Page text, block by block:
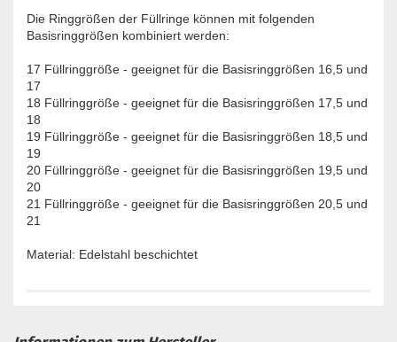
Die Ringgrößen der Füllringe können mit folgenden
Basisringgrößen kombiniert werden:
17 Füllringgröße - geeignet für die Basisringgrößen 16,5 und
17
18 Füllringgröße - geeignet für die Basisringgrößen 17,5 und
18
19 Füllringgröße - geeignet für die Basisringgrößen 18,5 und
19
20 Füllringgröße - geeignet für die Basisringgrößen 19,5 und
20
21 Füllringgröße - geeignet für die Basisringgrößen 20,5 und
21
Material: Edelstahl beschichtet